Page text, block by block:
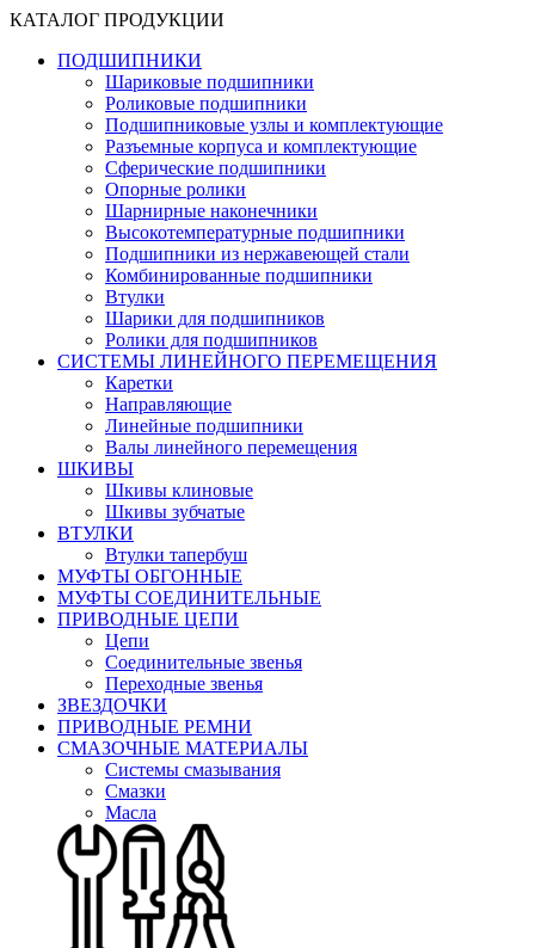
КАТАЛОГ ПРОДУКЦИИ
ПОДШИПНИКИ
Шариковые подшипники
Роликовые подшипники
Подшипниковые узлы и комплектующие
Разъемные корпуса и комплектующие
Сферические подшипники
Опорные ролики
Шарнирные наконечники
Высокотемпературные подшипники
Подшипники из нержавеющей стали
Комбинированные подшипники
Втулки
Шарики для подшипников
Ролики для подшипников
СИСТЕМЫ ЛИНЕЙНОГО ПЕРЕМЕЩЕНИЯ
Каретки
Направляющие
Линейные подшипники
Валы линейного перемещения
ШКИВЫ
Шкивы клиновые
Шкивы зубчатые
ВТУЛКИ
Втулки тапербуш
МУФТЫ ОБГОННЫЕ
МУФТЫ СОЕДИНИТЕЛЬНЫЕ
ПРИВОДНЫЕ ЦЕПИ
Цепи
Соединительные звенья
Переходные звенья
ЗВЕЗДОЧКИ
ПРИВОДНЫЕ РЕМНИ
СМАЗОЧНЫЕ МАТЕРИАЛЫ
Системы смазывания
Смазки
Масла